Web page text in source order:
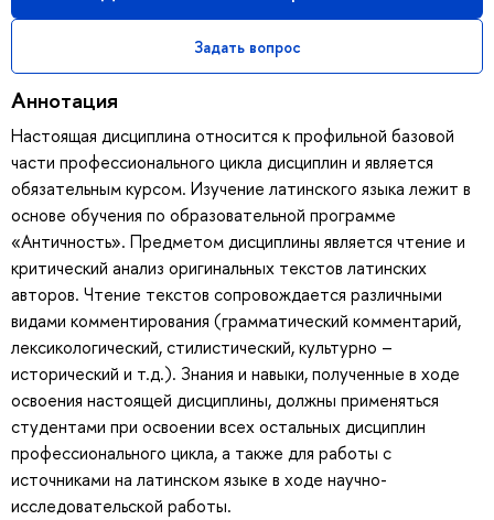
Задать вопрос
Аннотация
Настоящая дисциплина относится к профильной базовой
части профессионального цикла дисциплин и является
обязательным курсом. Изучение латинского языка лежит в
основе обучения по образовательной программе
«Античность». Предметом дисциплины является чтение и
критический анализ оригинальных текстов латинских
авторов. Чтение текстов сопровождается различными
видами комментирования (грамматический комментарий,
лексикологический, стилистический, культурно –
исторический и т.д.). Знания и навыки, полученные в ходе
освоения настоящей дисциплины, должны применяться
студентами при освоении всех остальных дисциплин
профессионального цикла, а также для работы с
источниками на латинском языке в ходе научно-
исследовательской работы.